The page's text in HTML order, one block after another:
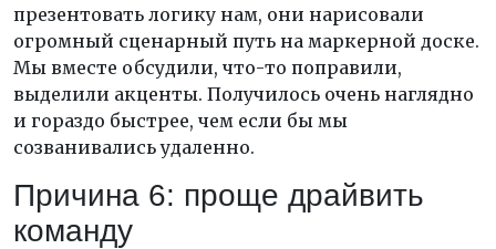
презентовать логику нам, они нарисовали
огромный сценарный путь на маркерной доске.
Мы вместе обсудили, что-то поправили,
выделили акценты. Получилось очень наглядно
и гораздо быстрее, чем если бы мы
созванивались удаленно.
Причина 6: проще драйвить
команду